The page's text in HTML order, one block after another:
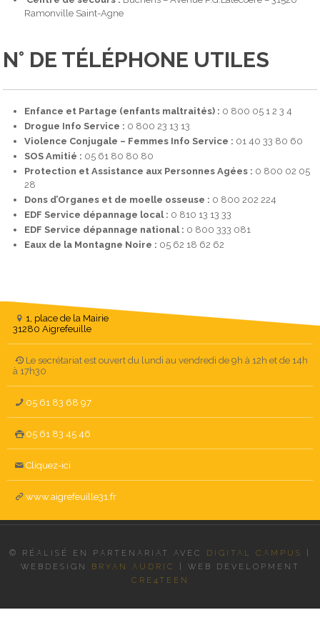
Ramonville Saint-Agne
N° DE TÉLÉPHONE UTILES
Enfance et Partage (enfants maltraités) : 0 800 05 1 2 3 4
Drogue Info Service : 0 800 23 13 13
Violence Conjugale – Femmes Info Service : 01 40 33 80 60
SOS Amitié : 05 61 80 80 80
Protection et Assistance aux Personnes Agées : 0 800 02 05
28
Dons d’Organes et de moelle osseuse : 0 800 202 224
EDF Service dépannage local : 0 810 13 13 33
EDF Service dépannage national : 0 800 333 081
Eaux de la Montagne Noire : 05 62 18 62 62
1, place de la Mairie
31280 Aigrefeuille
Le secrétariat est ouvert du lundi au vendredi de 9h à 12h et de 14h
à 17h30
05 61 83 68 97
05 61 83 45 46
Cliquez-ici
www.aigrefeuille31.fr
© RÉALISÉ EN PARTENARIAT AVEC DIGITAL CAMPUS
WEBDESIGN
BRYAN AUDRIC
WEB DEVELOPMENT
CRE4TEEN